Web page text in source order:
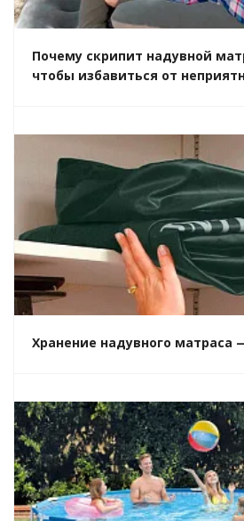
Почему скрипит надувной
чтобы избавиться от
Хранение надувного матраса